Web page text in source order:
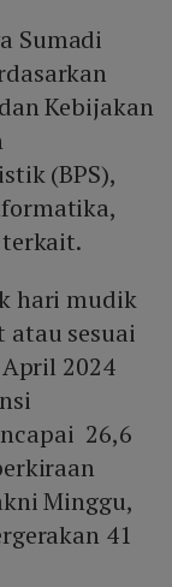
Sumadi
Kebijakan
(BPS),
hari mudik
sesuai
2024
26,6
Minggu,
41